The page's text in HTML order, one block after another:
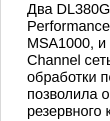
Два
MSA1000,
Channel
обработки
позволила